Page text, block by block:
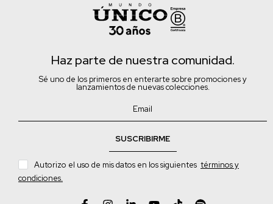
Haz parte de nuestra comunidad.
Sé uno de los primeros en enterarte sobre promociones y
lanzamientos de nuevas colecciones.
SUSCRIBIRME
Autorizo el uso de mis datos en los siguientes términos y
condiciones.